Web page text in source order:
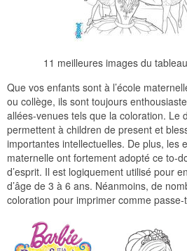
11 meilleures images du
Que vos enfants sont à l’école
ou collège, ils sont toujours
allées-venues tels que la coloration. Le
permettent à children de present et
importantes intellectuelles. De plus, les
maternelle ont fortement adopté ce to-
d’esprit. Il est logiquement utilisé pour
d’âge de 3 à 6 ans. Néanmoins, de
coloration pour imprimer comme passe-